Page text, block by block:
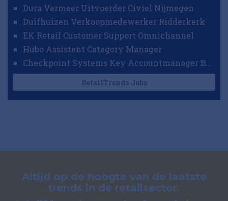
Dura Vermeer Uitvoerder Civiel Nijmegen
Duifhuizen Verkoopmedewerker Ridderkerk
EK Retail Customer Support Omnichannel
Hubo Assistent Category Manager
RetailTrends Jobs
Altijd op de hoogte van de laatste
trends in de retailsector.